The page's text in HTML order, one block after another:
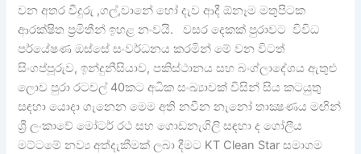
වන අතර වීදුරු ,ගල්,වානේ හෝ දැව ආදී ඕනෑම මතුපිටක
ආරක්ෂිත ප්‍රමිතීන් ඉහළ නංවයි. වසර දෙකක් පුරාවට විවිධ
පර්යේෂණ ඔස්සේ සංවර්ධනය කරමින් මේ වන විටත්
සිංගප්පූරුව, ඉන්දුනීසියාව, පකිස්ථානය සහ බංග්ලාදේශය ඇතුළු
ලොව පුරා රටවල් 40කට අධික සංඛ්‍යාවක් විසින් සිය කටයුතු
සඳහා යොදා ගැනෙන මෙම අති නවීන නැනෝ තාක්‍ෂණය මඟින්
ශ්‍රී ලංකාවේ මෝටර් රථ සහ ගොඩනැගිලි සඳහා ද ගෝලීය
මට්ටමේ නව්‍ය අත්දැකීමක් ලබා දීමට KT Clean Star සමාගම